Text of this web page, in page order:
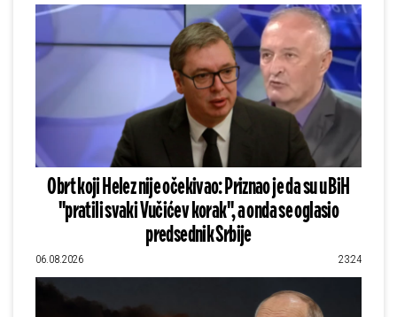
Obrt koji Helez nije očekivao: Priznao je da su u BiH
"pratili svaki Vučićev korak", a onda se oglasio
predsednik Srbije
06.08.2026 23:24